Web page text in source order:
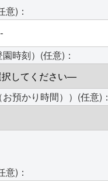
)：
時刻）(任意)：
預かり時間））(任意)：
)：